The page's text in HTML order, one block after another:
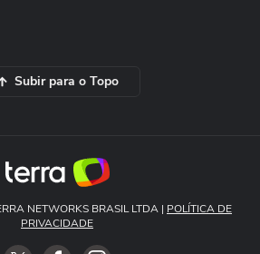
Subir para o Topo
NETWORKS BRASIL LTDA | POLÍTICA DE
PRIVACIDADE